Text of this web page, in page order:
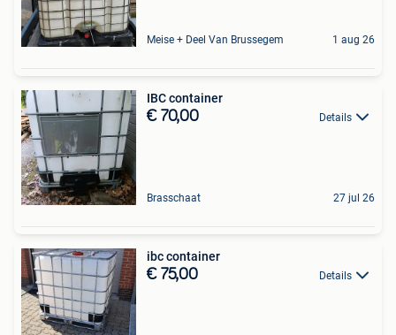
Meise + Deel Van Brussegem 1 aug 26
IBC container
€ 70,00 Details
Brasschaat 27 jul 26
ibc container
€ 75,00 Details